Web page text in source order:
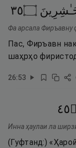
۝٥٣
Фа арсала Фиръавну
Пас, Фиръавн
шаҳрҳо
26:53
۝٥٤
Инна ҳаулаи ла
(Гуфтанд:)